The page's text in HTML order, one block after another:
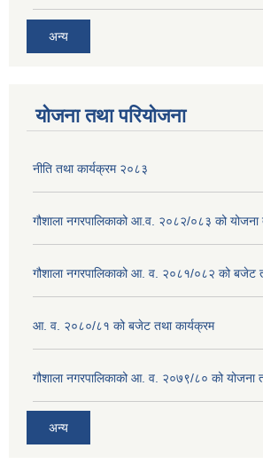
अन्य
योजना तथा परियोजना
नीति तथा कार्यक्रम २०८३
गौशाला नगरपालिकाको आ.व. २०८२/०८३ को योजना
गौशाला नगरपालिकाको आ. व. २०८१/०८२ को बजेट
आ. व. २०८०/८१ को बजेट तथा कार्यक्रम
गौशाला नगरपालिकाको आ. व. २०७९/८० को योजना
अन्य